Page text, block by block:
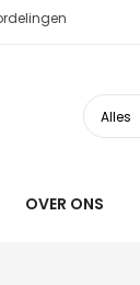
OVER ONS